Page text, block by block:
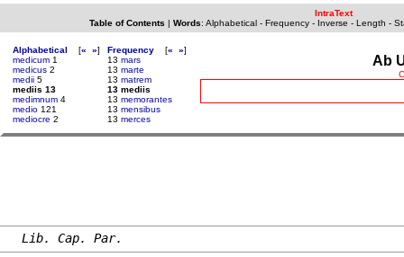
IntraText
Table of Contents | Words: Alphabetical- Frequency- Inverse - Length -
Alphabetical [« »]
medicum 1
medicus 2
medii 5
mediis 13
medimnum 4
medio 121
mediocre 2
Frequency [« »]
13 mars
13 marte
13 matrem
13 mediis
13 memorantes
13 mensibus
13 merces
Ab
Lib. Cap. Par.